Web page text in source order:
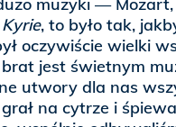
muzyki —
Kyrie, to było tak,
oczywiście wielki
jest świetnym
utwory dla nas
na cytrze i